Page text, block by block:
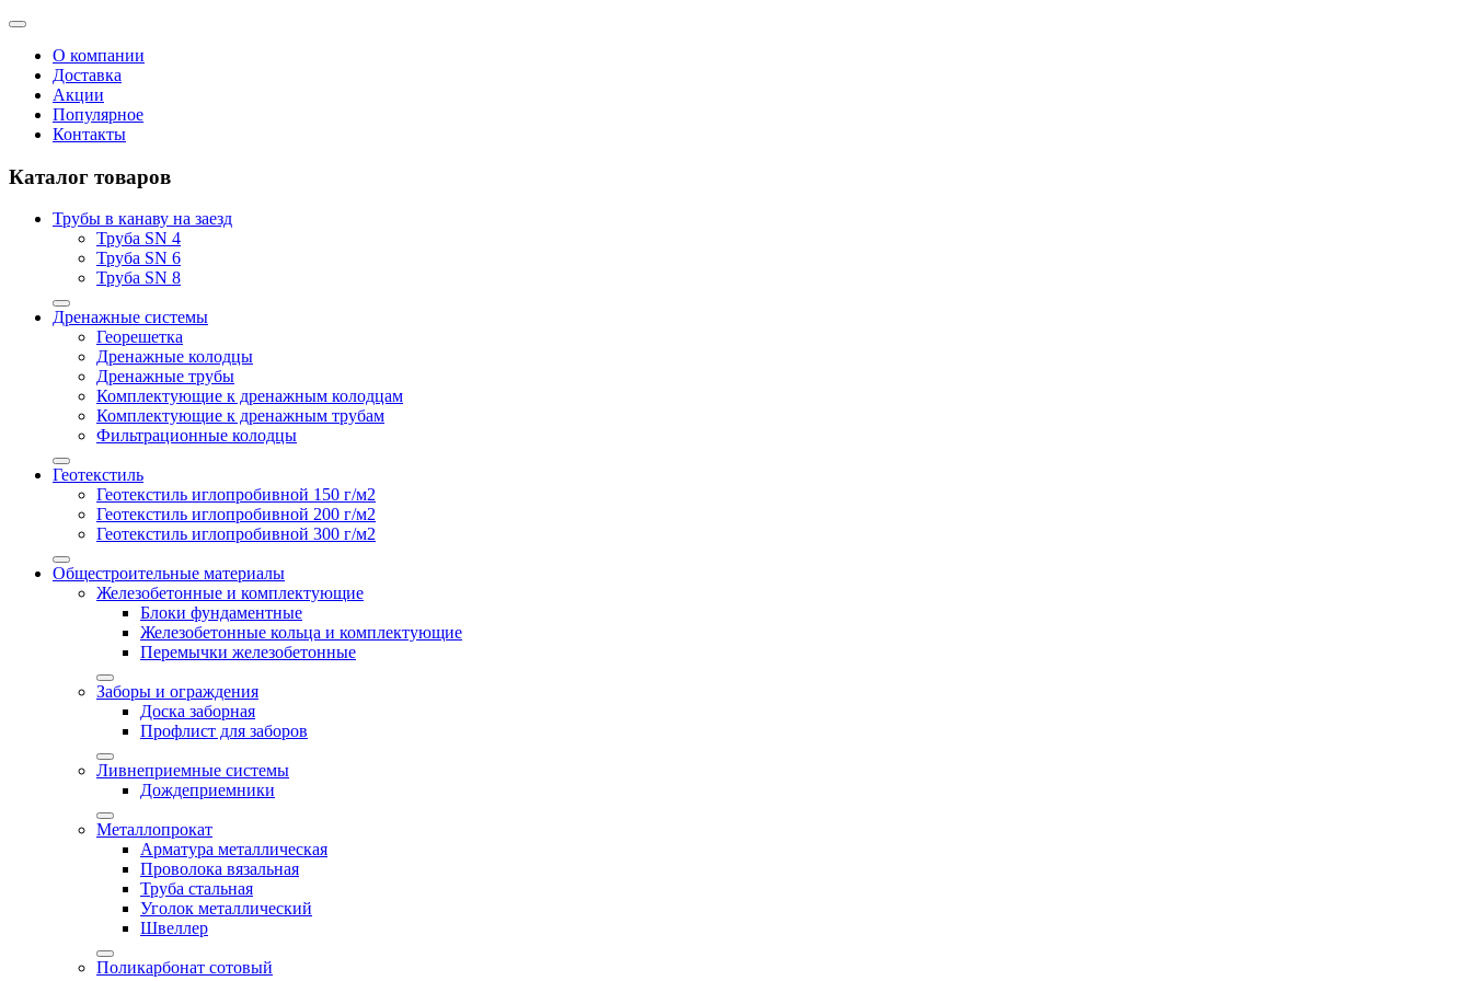
О компании
Доставка
Акции
Популярное
Контакты
Каталог товаров
Трубы в канаву на заезд
Труба SN 4
Труба SN 6
Труба SN 8
Дренажные системы
Георешетка
Дренажные колодцы
Дренажные трубы
Комплектующие к дренажным колодцам
Комплектующие к дренажным трубам
Фильтрационные колодцы
Геотекстиль
Геотекстиль иглопробивной 150 г/м2
Геотекстиль иглопробивной 200 г/м2
Геотекстиль иглопробивной 300 г/м2
Общестроительные материалы
Железобетонные и комплектующие
Блоки фундаментные
Железобетонные кольца и комплектующие
Перемычки железобетонные
Заборы и ограждения
Доска заборная
Профлист для заборов
Ливнеприемные системы
Дождеприемники
Металлопрокат
Арматура металлическая
Проволока вязальная
Труба стальная
Уголок металлический
Швеллер
Поликарбонат сотовый